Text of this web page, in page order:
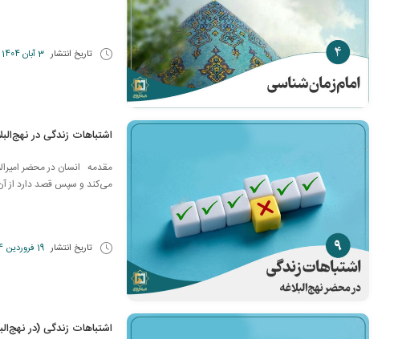
تاریخ انتشار 3 آبان 1404
اشتباهات زندگی در
مقدمه انسان در محضر
می‌کند و سپس قصد دارد از
تاریخ انتشار 19 فروردین 1404
اشتباهات زندگی (در